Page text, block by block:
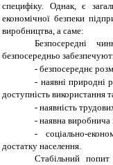
специфіку. Однак, є
економічної безпеки
виробництва, а саме:
Безпосередні
безпосередньо
- безпосереднє
- наявні природні
доступність використання
- наявність
- наявна виробнича
-
соціально-
достатку населення.
Стабільний